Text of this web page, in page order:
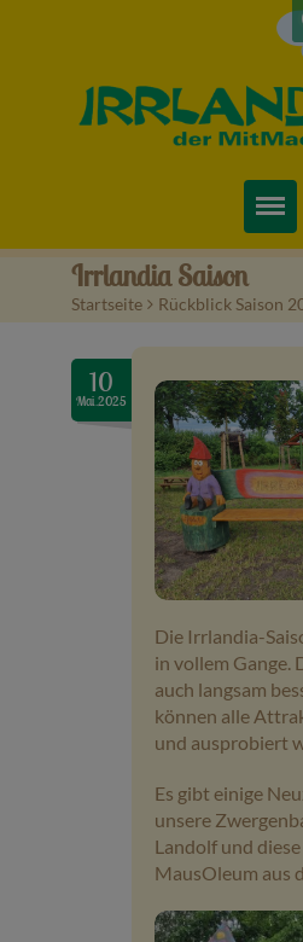
Startseite
Preise & Infos
Tickets
Attraktionen
Videos
Veranstaltungen
Baumpaten
Kontakt
Irrlandia Saison
Startseite > Rückblick Saison
10
Mai.2025
Die Irrlandia-
in vollem Gange.
auch langsam
können alle
und ausprobiert
Es gibt einige
unsere
Landolf und
MausOleum aus